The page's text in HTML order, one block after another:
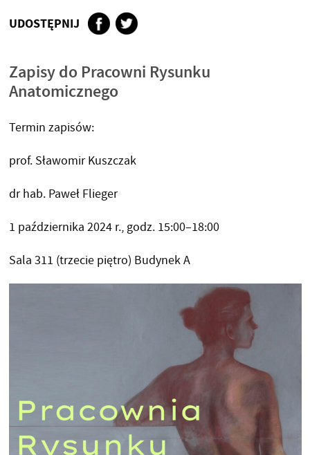
UDOSTĘPNIJ
Zapisy do Pracowni Rysunku
Anatomicznego
Termin zapisów:
prof. Sławomir Kuszczak
dr hab. Paweł Flieger
1 października 2024 r., godz. 15:00–18:00
Sala 311 (trzecie piętro) Budynek A